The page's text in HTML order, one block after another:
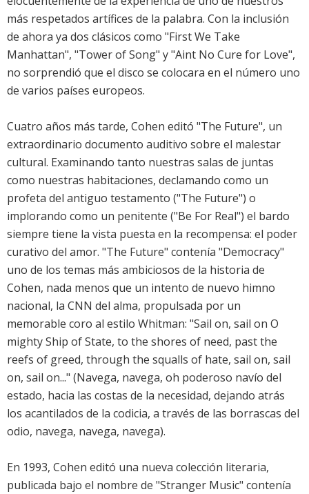
más respetados artífices de la palabra. Con la inclusión
de ahora ya dos clásicos como "First We Take
Manhattan", "Tower of Song" y "Aint No Cure for Love",
no sorprendió que el disco se colocara en el número uno
de varios países europeos.
Cuatro años más tarde, Cohen editó "The Future", un
extraordinario documento auditivo sobre el malestar
cultural. Examinando tanto nuestras salas de juntas
como nuestras habitaciones, declamando como un
profeta del antiguo testamento ("The Future") o
implorando como un penitente ("Be For Real") el bardo
siempre tiene la vista puesta en la recompensa: el poder
curativo del amor. "The Future" contenía "Democracy"
uno de los temas más ambiciosos de la historia de
Cohen, nada menos que un intento de nuevo himno
nacional, la CNN del alma, propulsada por un
memorable coro al estilo Whitman: "Sail on, sail on O
mighty Ship of State, to the shores of need, past the
reefs of greed, through the squalls of hate, sail on, sail
on, sail on..." (Navega, navega, oh poderoso navío del
estado, hacia las costas de la necesidad, dejando atrás
los acantilados de la codicia, a través de las borrascas del
odio, navega, navega, navega).
En 1993, Cohen editó una nueva colección literaria,
publicada bajo el nombre de "Stranger Music" contenía